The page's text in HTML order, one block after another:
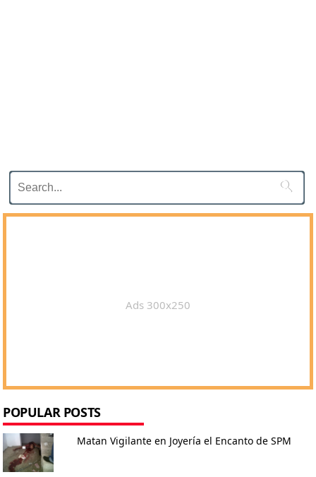

Ads 300x250
POPULAR POSTS
Matan Vigilante en Joyería el Encanto de SPM